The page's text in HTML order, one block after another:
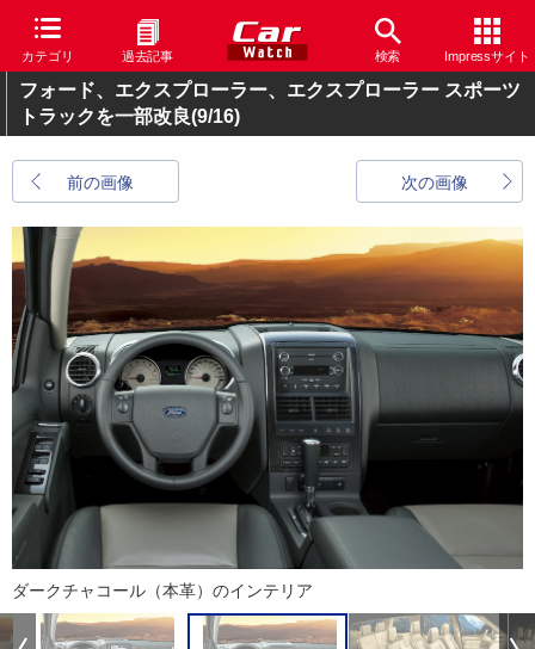
カテゴリ 過去記事 検索 Impressサイト
フォード、エクスプローラー、エクスプローラー スポーツ
トラックを一部改良(9/16)
前の画像 次の画像
ダークチャコール（本革）のインテリア